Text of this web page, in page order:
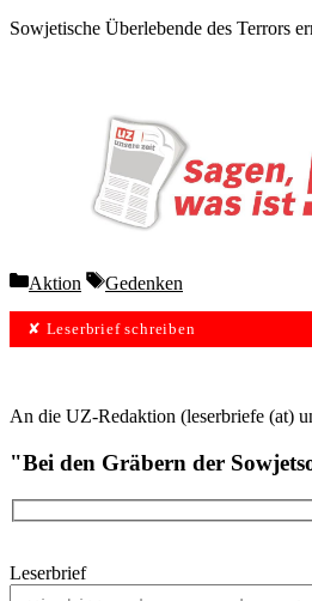
Sowjetische Überlebende des Terrors
Categories
Aktion Tags
Gedenken
✘ Leserbrief schreiben
An die UZ-Redaktion (leserbriefe (at)
"Bei den Gräbern der
Leserbrief